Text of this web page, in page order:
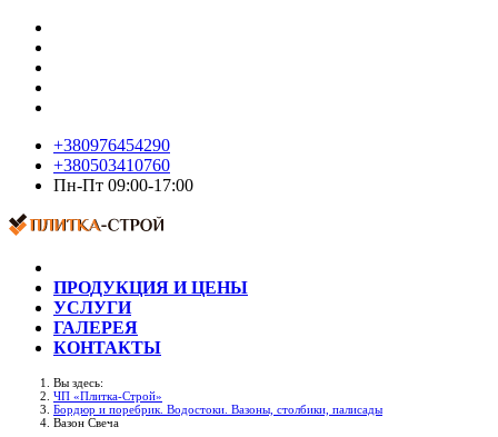
+380976454290
+380503410760
Пн-Пт 09:00-17:00
ПРОДУКЦИЯ И ЦЕНЫ
УСЛУГИ
ГАЛЕРЕЯ
КОНТАКТЫ
Вы здесь:
ЧП «Плитка-Строй»
Бордюр и поребрик. Водостоки. Вазоны, столбики, палисады
Вазон Свеча